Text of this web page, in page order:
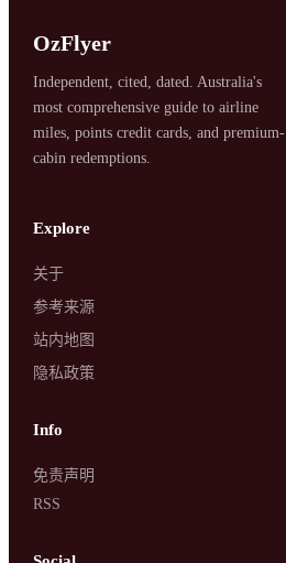
OzFlyer
Independent, cited, dated. Australia's
most comprehensive guide to airline
miles, points credit cards, and premium-
cabin redemptions.
Explore
关于
参考来源
站内地图
隐私政策
Info
免责声明
RSS